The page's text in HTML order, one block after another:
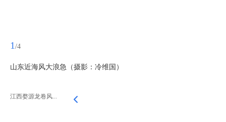
1 /4
山东近海风大浪急（摄影：冷维国）
江西婺源龙卷风...